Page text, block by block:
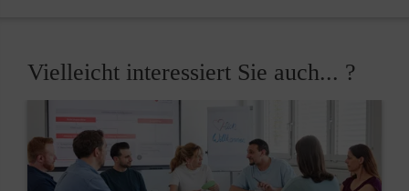
Vielleicht interessiert Sie auch... ?